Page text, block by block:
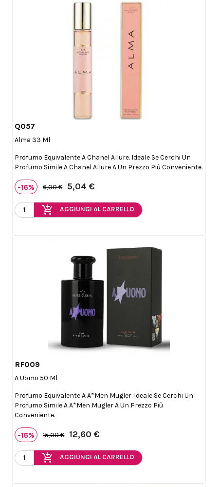
Q057
Alma 33 Ml
Profumo Equivalente A Chanel Allure. Ideale Se Cerchi Un
Profumo Simile A Chanel Allure A Un Prezzo Più Conveniente.
-16% 6,00 € 5,04 €
add_shopping_cart AGGIUNGI AL CARRELLO
RF009
A Uomo 50 Ml
Profumo Equivalente A A*Men Mugler. Ideale Se Cerchi Un
Profumo Simile A A*Men Mugler A Un Prezzo Più
Conveniente.
-16% 15,00 € 12,60 €
add_shopping_cart AGGIUNGI AL CARRELLO